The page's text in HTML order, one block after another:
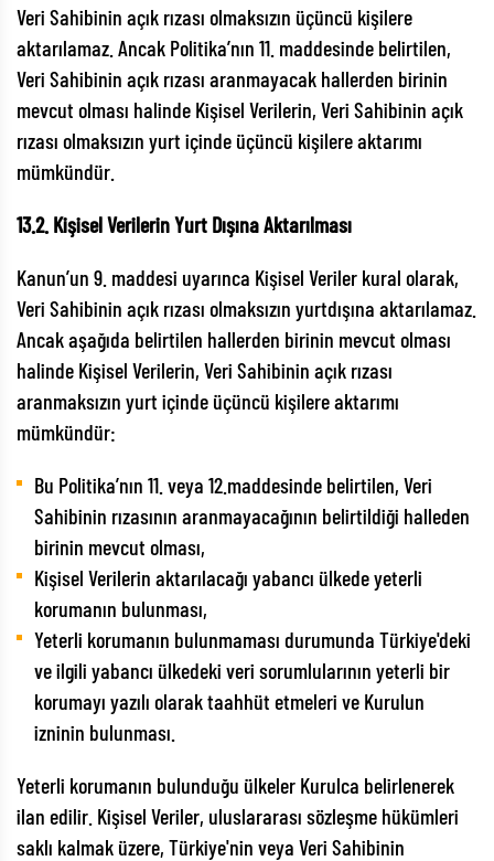
Veri Sahibinin açık rızası olmaksızın üçüncü kişilere
aktarılamaz. Ancak Politika’nın 11. maddesinde belirtilen,
Veri Sahibinin açık rızası aranmayacak hallerden birinin
mevcut olması halinde Kişisel Verilerin, Veri Sahibinin açık
rızası olmaksızın yurt içinde üçüncü kişilere aktarımı
mümkündür.
13.2. Kişisel Verilerin Yurt Dışına Aktarılması
Kanun’un 9. maddesi uyarınca Kişisel Veriler kural olarak,
Veri Sahibinin açık rızası olmaksızın yurtdışına aktarılamaz.
Ancak aşağıda belirtilen hallerden birinin mevcut olması
halinde Kişisel Verilerin, Veri Sahibinin açık rızası
aranmaksızın yurt içinde üçüncü kişilere aktarımı
mümkündür:
Bu Politika’nın 11. veya 12.maddesinde belirtilen, Veri
Sahibinin rızasının aranmayacağının belirtildiği halleden
birinin mevcut olması,
Kişisel Verilerin aktarılacağı yabancı ülkede yeterli
korumanın bulunması,
Yeterli korumanın bulunmaması durumunda Türkiye'deki
ve ilgili yabancı ülkedeki veri sorumlularının yeterli bir
korumayı yazılı olarak taahhüt etmeleri ve Kurulun
izninin bulunması.
Yeterli korumanın bulunduğu ülkeler Kurulca belirlenerek
ilan edilir. Kişisel Veriler, uluslararası sözleşme hükümleri
saklı kalmak üzere, Türkiye'nin veya Veri Sahibinin